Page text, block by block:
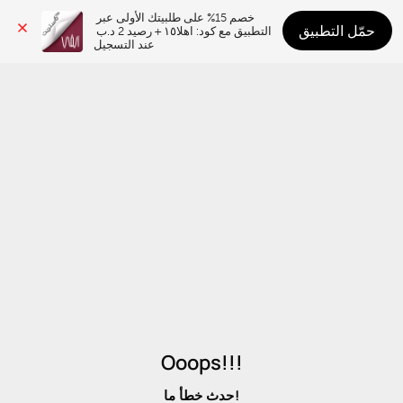
عند التسجيل
حمّل التطبيق
Ooops!!!
حدث خطأ ما!